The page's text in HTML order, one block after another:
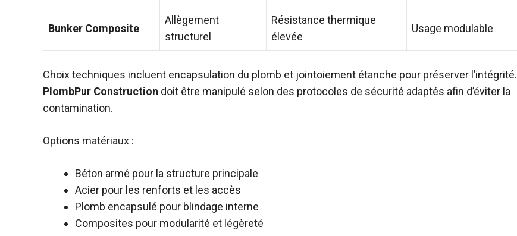
Bunker Composite
Allègement
structurel
Résistance thermique
élevée
Usage modulable
Choix techniques incluent encapsulation du plomb et jointoiement étanche pour préserver l’intégrité.
PlombPur Construction doit être manipulé selon des protocoles de sécurité adaptés afin d’éviter la
contamination.
Options matériaux :
Béton armé pour la structure principale
Acier pour les renforts et les accès
Plomb encapsulé pour blindage interne
Composites pour modularité et légèreté